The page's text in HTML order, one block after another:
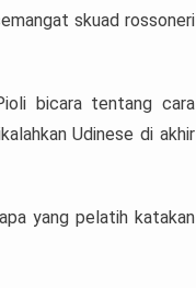
skuad rossoneri
bicara tentang cara
Udinese di akhir
yang pelatih katakan